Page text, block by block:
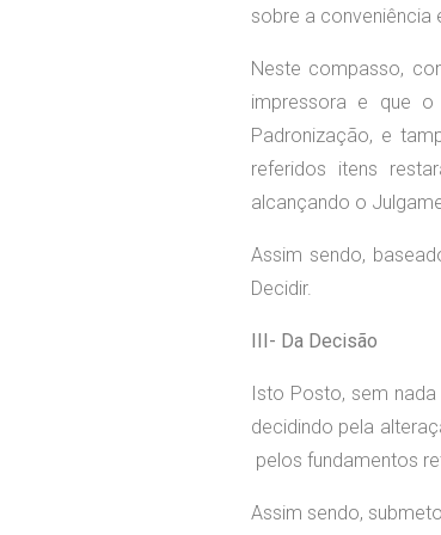
sobre a conveniência
Neste compasso,
impressora e que
Padronização, e
referidos itens
alcançando o
Assim sendo,
Decidir.
III- Da Decisão
Isto Posto, sem
decidindo pela
pelos fundamentos
Assim sendo,